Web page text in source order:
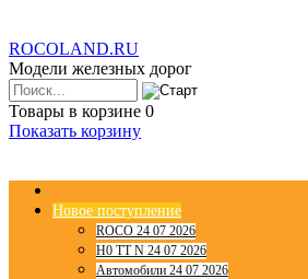
ROCOLAND.RU
Модели железных дорог
Товары в корзине 0
Показать корзину
Новое поступление
ROCO 24 07 2026
H0 TT N 24 07 2026
Автомобили 24 07 2026